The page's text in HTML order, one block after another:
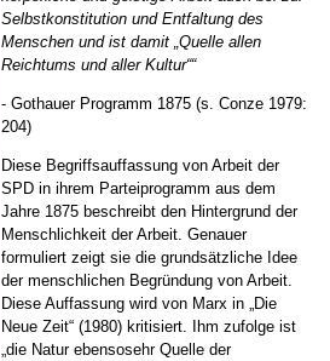
Selbstkonstitution und Entfaltung des
Menschen und ist damit „Quelle allen
Reichtums und aller Kultur““
- Gothauer Programm 1875 (s. Conze 1979:
204)
Diese Begriffsauffassung von Arbeit der
SPD in ihrem Parteiprogramm aus dem
Jahre 1875 beschreibt den Hintergrund der
Menschlichkeit der Arbeit. Genauer
formuliert zeigt sie die grundsätzliche Idee
der menschlichen Begründung von Arbeit.
Diese Auffassung wird von Marx in „Die
Neue Zeit“ (1980) kritisiert. Ihm zufolge ist
„die Natur ebensosehr Quelle der